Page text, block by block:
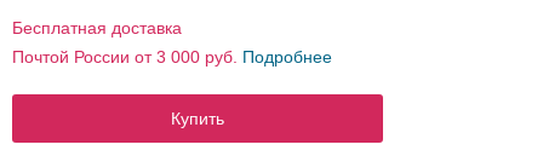
Бесплатная доставка
Почтой России от 3 000 руб. Подробнее
Купить